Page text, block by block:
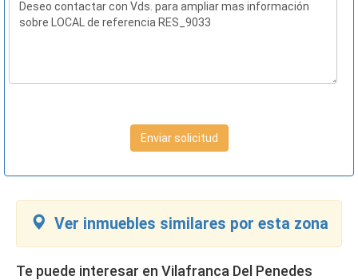
Enviar solicitud
Ver inmuebles similares por esta zona
Te puede interesar en Vilafranca Del Penedes